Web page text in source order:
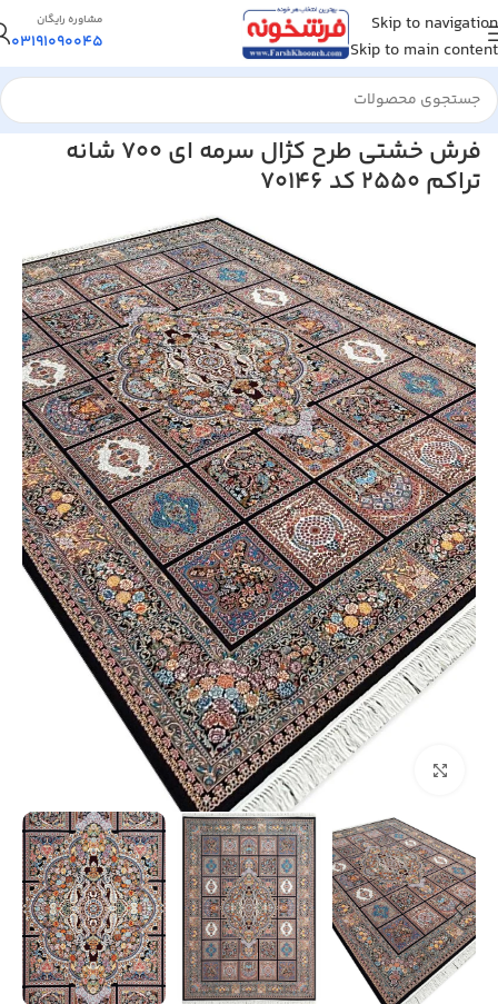
Skip to navigation
Skip to main content
مشاوره رایگان
03191090045
خانه/فرش ماشینی/فرش 700 شانه
فرش خشتی طرح کژال سرمه ای 700 شانه
تراکم 2550 کد 70146
بزرگنمایی تصویر